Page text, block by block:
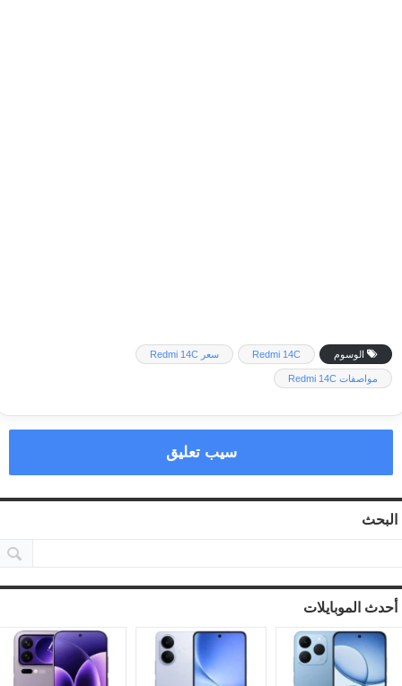
الوسوم Redmi 14C سعر Redmi 14C
مواصفات Redmi 14C
سيب تعليق
البحث
أحدث الموبايلات